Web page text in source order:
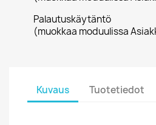
Palautuskäytäntö
(muokkaa moduulissa
Kuvaus Tuotetiedot